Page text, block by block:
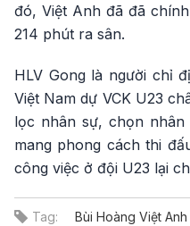
đó, Việt Anh đã đã
214 phút ra sân.
HLV Gong là người chỉ
Việt Nam dự VCK U23
lọc nhân sự, chọn
mang phong cách thi
công việc ở đội U23 lại
Tag: Bùi Hoàng Việt Anh